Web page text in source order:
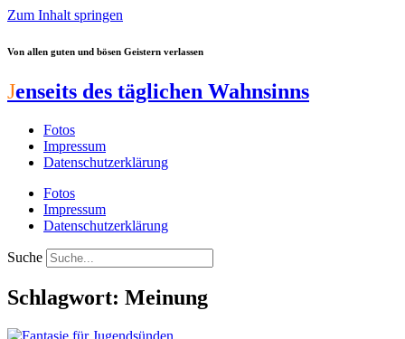
Zum Inhalt springen
Von allen guten und bösen Geistern verlassen
Jenseits des täglichen Wahnsinns
Fotos
Impressum
Datenschutzerklärung
Fotos
Impressum
Datenschutzerklärung
Suche
Schlagwort: Meinung